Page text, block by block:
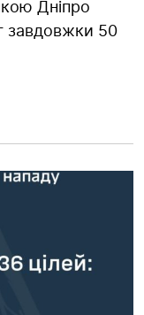
Дніпро
завдовжки 50